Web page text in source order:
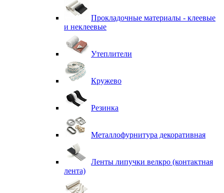
Прокладочные материалы - клеевые
и неклеевые
Утеплители
Кружево
Резинка
Металлофурнитура декоративная
Ленты липучки велкро (контактная
лента)